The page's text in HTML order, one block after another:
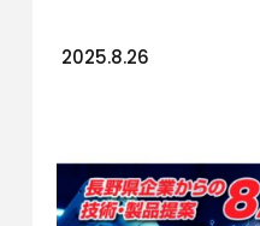
2025.8.26